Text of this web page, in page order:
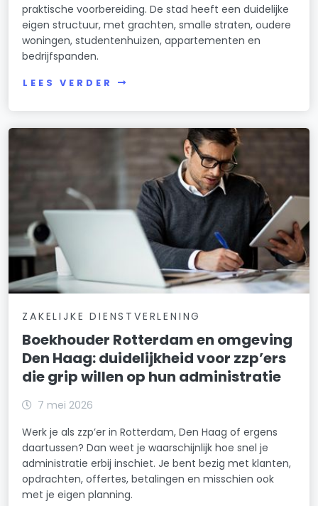
praktische voorbereiding. De stad heeft een duidelijke
eigen structuur, met grachten, smalle straten, oudere
woningen, studentenhuizen, appartementen en
bedrijfspanden.
LEES VERDER
ZAKELIJKE DIENSTVERLENING
Boekhouder Rotterdam en omgeving
Den Haag: duidelijkheid voor zzp’ers
die grip willen op hun administratie
7 mei 2026
Werk je als zzp’er in Rotterdam, Den Haag of ergens
daartussen? Dan weet je waarschijnlijk hoe snel je
administratie erbij inschiet. Je bent bezig met klanten,
opdrachten, offertes, betalingen en misschien ook
met je eigen planning.